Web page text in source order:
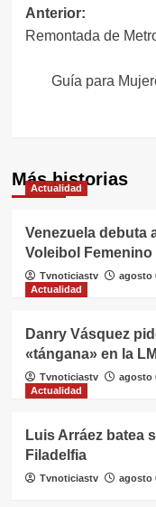
de
entradas
Anterior:
Remontada de
Guía para
Más historias
Actualidad
Venezuela debuta
Voleibol Femenino
Tvnoticiastv
agosto
Actualidad
Danry Vásquez
«tángana» en la
Tvnoticiastv
agosto
Actualidad
Luis Arráez batea
Filadelfia
Tvnoticiastv agosto